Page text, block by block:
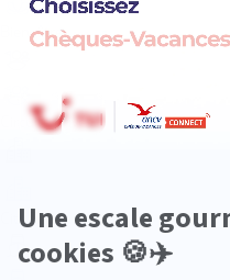
Bien-être
Circuits privés
City Trips